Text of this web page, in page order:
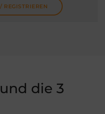
REGISTRIEREN
die 3